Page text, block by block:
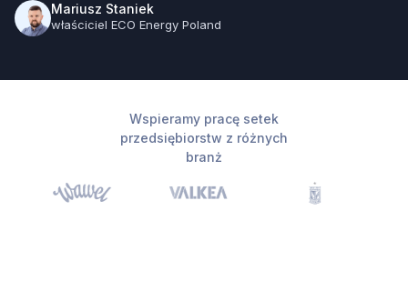
Mariusz Staniek
właściciel ECO Energy Poland
Wspieramy pracę setek
przedsiębiorstw z różnych
branż